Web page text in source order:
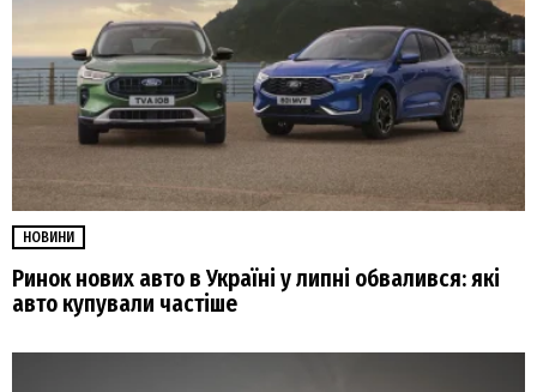
НОВИНИ
Ринок нових авто в Україні у липні обвалився: які
авто купували частіше